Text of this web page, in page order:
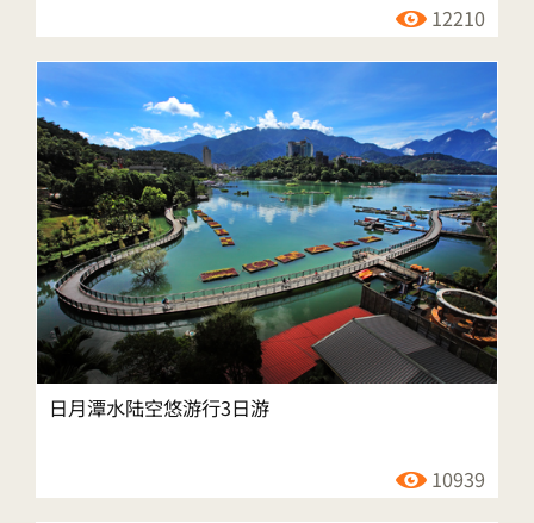
12210
日月潭水陆空悠游行3日游
10939